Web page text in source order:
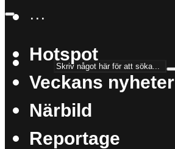
···
Hotspot
Veckans nyheter
Närbild
Reportage